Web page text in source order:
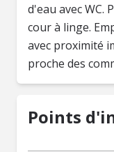
d'eau avec WC.
cour à linge.
avec proximité
proche des
Points